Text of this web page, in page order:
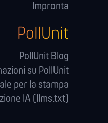
Impronta
PollUnit
PollUnit Blog
su PollUnit
per la stampa
IA (llms.txt)